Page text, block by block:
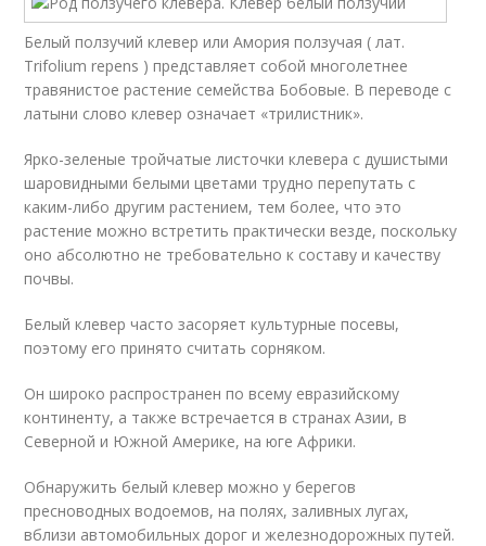
Белый ползучий клевер или Амория ползучая ( лат.
Trifolium repens ) представляет собой многолетнее
травянистое растение семейства Бобовые. В переводе с
латыни слово клевер означает «трилистник».
Ярко-зеленые тройчатые листочки клевера с душистыми
шаровидными белыми цветами трудно перепутать с
каким-либо другим растением, тем более, что это
растение можно встретить практически везде, поскольку
оно абсолютно не требовательно к составу и качеству
почвы.
Белый клевер часто засоряет культурные посевы,
поэтому его принято считать сорняком.
Он широко распространен по всему евразийскому
континенту, а также встречается в странах Азии, в
Северной и Южной Америке, на юге Африки.
Обнаружить белый клевер можно у берегов
пресноводных водоемов, на полях, заливных лугах,
вблизи автомобильных дорог и железнодорожных путей.